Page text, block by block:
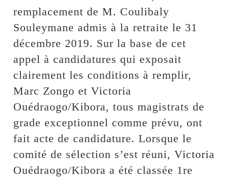
remplacement de M. Coulibaly
Souleymane admis à la retraite le 31
décembre 2019. Sur la base de cet
appel à candidatures qui exposait
clairement les conditions à remplir,
Marc Zongo et Victoria
Ouédraogo/Kibora, tous magistrats de
grade exceptionnel comme prévu, ont
fait acte de candidature. Lorsque le
comité de sélection s’est réuni, Victoria
Ouédraogo/Kibora a été classée 1re